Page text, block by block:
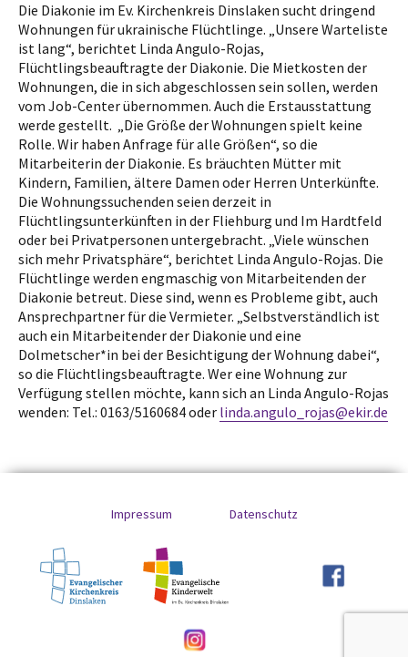
Die Diakonie im Ev. Kirchenkreis Dinslaken sucht dringend
Wohnungen für ukrainische Flüchtlinge. „Unsere Warteliste
ist lang“, berichtet Linda Angulo-Rojas,
Flüchtlingsbeauftragte der Diakonie. Die Mietkosten der
Wohnungen, die in sich abgeschlossen sein sollen, werden
vom Job-Center übernommen. Auch die Erstausstattung
werde gestellt. „Die Größe der Wohnungen spielt keine
Rolle. Wir haben Anfrage für alle Größen“, so die
Mitarbeiterin der Diakonie. Es bräuchten Mütter mit
Kindern, Familien, ältere Damen oder Herren Unterkünfte.
Die Wohnungssuchenden seien derzeit in
Flüchtlingsunterkünften in der Fliehburg und Im Hardtfeld
oder bei Privatpersonen untergebracht. „Viele wünschen
sich mehr Privatsphäre“, berichtet Linda Angulo-Rojas. Die
Flüchtlinge werden engmaschig von Mitarbeitenden der
Diakonie betreut. Diese sind, wenn es Probleme gibt, auch
Ansprechpartner für die Vermieter. „Selbstverständlich ist
auch ein Mitarbeitender der Diakonie und eine
Dolmetscher*in bei der Besichtigung der Wohnung dabei“,
so die Flüchtlingsbeauftragte. Wer eine Wohnung zur
Verfügung stellen möchte, kann sich an Linda Angulo-Rojas
wenden: Tel.: 0163/5160684 oder linda.angulo_rojas@ekir.de
Impressum Datenschutz